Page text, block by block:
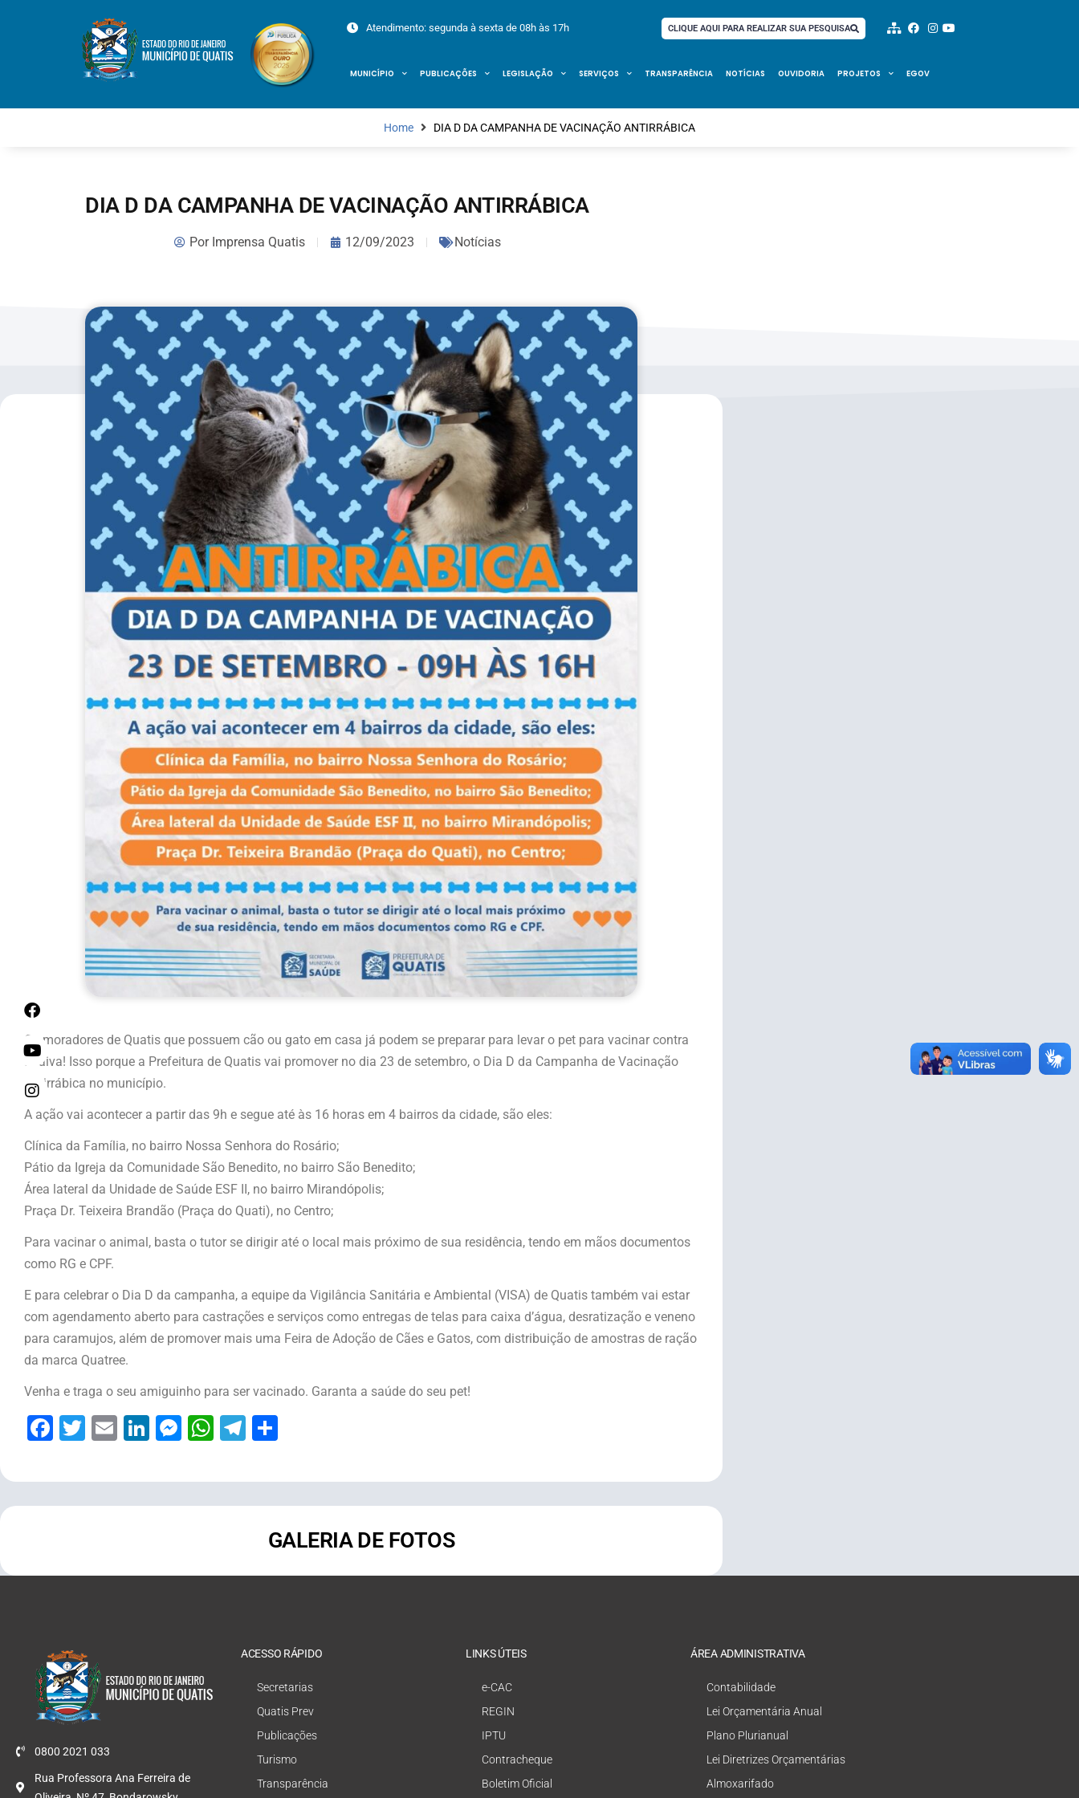
Atendimento: segunda à sexta de 08h às 17h CLIQUE AQUI PARA REALIZAR SUA PESQUISA
MUNICÍPIO PUBLICAÇÕES LEGISLAÇÃO SERVIÇOS TRANSPARÊNCIA NOTÍCIAS OUVIDORIA PROJETOS EGOV
Home DIA D DA CAMPANHA DE VACINAÇÃO ANTIRRÁBICA
DIA D DA CAMPANHA DE VACINAÇÃO ANTIRRÁBICA
PorImprensa Quatis 12/09/2023 Notícias
Os moradores de Quatis que possuem cão ou gato em casa já podem se preparar para levar o pet para vacinar contra
a raiva! Isso porque a Prefeitura de Quatis vai promover no dia 23 de setembro, o Dia D da Campanha de Vacinação
Antirrábica no município.
A ação vai acontecer a partir das 9h e segue até às 16 horas em 4 bairros da cidade, são eles:
Clínica da Família, no bairro Nossa Senhora do Rosário;
Pátio da Igreja da Comunidade São Benedito, no bairro São Benedito;
Área lateral da Unidade de Saúde ESF II, no bairro Mirandópolis;
Praça Dr. Teixeira Brandão (Praça do Quati), no Centro;
Para vacinar o animal, basta o tutor se dirigir até o local mais próximo de sua residência, tendo em mãos documentos
como RG e CPF.
E para celebrar o Dia D da campanha, a equipe da Vigilância Sanitária e Ambiental (VISA) de Quatis também vai estar
com agendamento aberto para castrações e serviços como entregas de telas para caixa d’água, desratização e veneno
para caramujos, além de promover mais uma Feira de Adoção de Cães e Gatos, com distribuição de amostras de ração
da marca Quatree.
Venha e traga o seu amiguinho para ser vacinado. Garanta a saúde do seu pet!
Facebook
Twitter
EmailLinkedIn
Messenger
WhatsApp
Telegram
GALERIA DE FOTOS
0800 2021 033
Rua Professora Ana Ferreira de
ACESSO RÁPIDO
Secretarias
Quatis Prev
Publicações
Turismo
Transparência
LINKS ÚTEIS
e-CAC
REGIN
IPTU
Contracheque
Boletim Oficial
ÁREA ADMINISTRATIVA
Contabilidade
Lei Orçamentária Anual
Plano Plurianual
Lei Diretrizes Orçamentárias
Almoxarifado